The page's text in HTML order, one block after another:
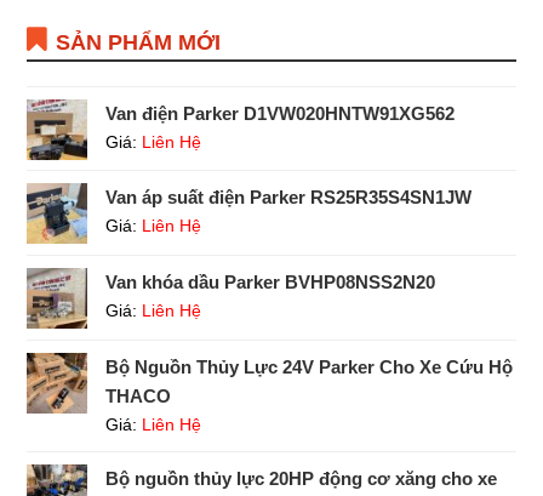
SẢN PHẨM MỚI
Van điện Parker D1VW020HNTW91XG562
Giá: Liên Hệ
Van áp suất điện Parker RS25R35S4SN1JW
Giá: Liên Hệ
Van khóa dầu Parker BVHP08NSS2N20
Giá: Liên Hệ
Bộ Nguồn Thủy Lực 24V Parker Cho Xe Cứu Hộ
THACO
Giá: Liên Hệ
Bộ nguồn thủy lực 20HP động cơ xăng cho xe